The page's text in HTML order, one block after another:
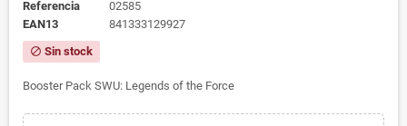
Referencia
02585
EAN13
841333129927
block Sin stock
Booster Pack SWU: Legends of the Force